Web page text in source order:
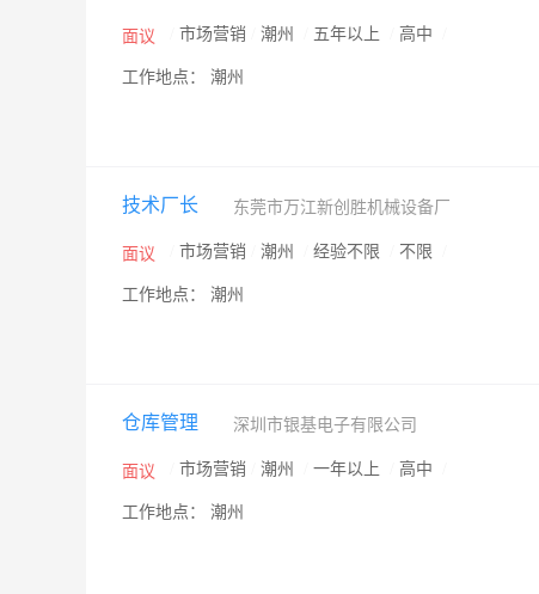
面议 市场营销 潮州 五年以上 高中
工作地点： 潮州
技术厂长 东莞市万江新创胜机械设备厂
面议 市场营销 潮州 经验不限 不限
工作地点： 潮州
仓库管理 深圳市银基电子有限公司
面议 市场营销 潮州 一年以上 高中
工作地点： 潮州